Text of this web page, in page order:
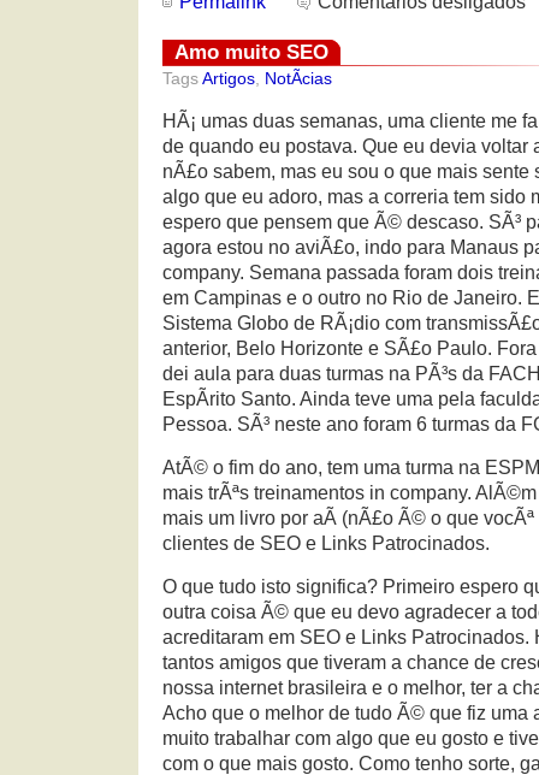
Amo muito SEO
TagsArtigos NotÃ­cias
HÃ¡ umas duas semanas, uma cliente me
de quando eu postava. Que eu devia voltar
nÃ£o sabem, mas eu sou o que mais
algo que eu adoro, mas a correria tem sido
espero que pensem que Ã© descaso. SÃ³
agora estou no aviÃ£o, indo para Manaus
company. Semana passada foram dois
em Campinas e o outro no Rio de Janeiro.
Sistema Globo de RÃ¡dio com
anterior, Belo Horizonte e SÃ£o Paulo.
dei aula para duas turmas na PÃ³s da
EspÃ­rito Santo. Ainda teve uma pela
Pessoa. SÃ³ neste ano foram 6 turmas da
AtÃ© o fim do ano, tem uma turma na
mais trÃªs treinamentos in company.
mais um livro por aÃ­ (nÃ£o Ã© o que
clientes de SEO e Links Patrocinados.
O que tudo isto significa? Primeiro espero
outra coisa Ã© que eu devo agradecer a
acreditaram em SEO e Links Patrocinados.
tantos amigos que tiveram a chance de
nossa internet brasileira e o melhor, ter a
Acho que o melhor de tudo Ã© que fiz uma
muito trabalhar com algo que eu gosto e
com o que mais gosto. Como tenho sorte,